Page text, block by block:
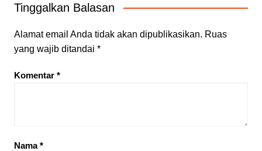
Tinggalkan Balasan
Alamat email Anda tidak akan dipublikasikan. Ruas
yang wajib ditandai *
Komentar *
Nama*